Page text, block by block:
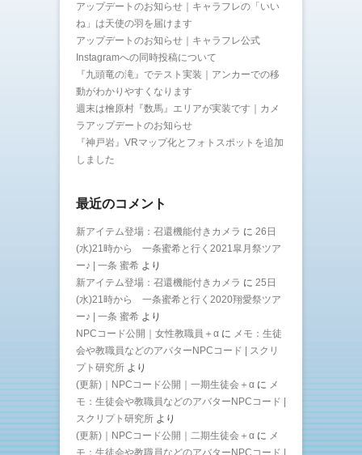
アップデートのお知らせ｜キャラフレの「いい
ね」は天使の羽を届けます
アップデートのお知らせ｜キャラフレ公式
Instagramへの同時投稿について
『九頭竜の滝』でテスト実装｜アンカーでの移
動がわかりやすくなります
週末は檜原村『数馬』エリアが実装です｜カメ
ラアップデートのお知らせ
『神戸岩』VRマップ化とフォトスポットを追加
しました
最近のコメント
新アイテム登場：召還機能付きカメラ に 26日
(水)21時から 一条蜜希と行く2021皐月祭ツア
ー♪ | 一条 蜜希 より
新アイテム登場：召還機能付きカメラ に 25日
(水)21時から 一条蜜希と行く2020翔愛祭ツア
ー♪ | 一条 蜜希 より
NPCコード公開｜女性教職員＋α に メモ：生徒
会や教職員などのアバターNPCコード | スクリ
プト研究所 より
(更新)｜NPCコード公開｜一期生徒会＋α に メ
モ：生徒会や教職員などのアバターNPCコード |
スクリプト研究所 より
(更新)｜NPCコード公開｜二期生徒会＋α に メ
モ：生徒会や教職員などのアバターNPCコード |